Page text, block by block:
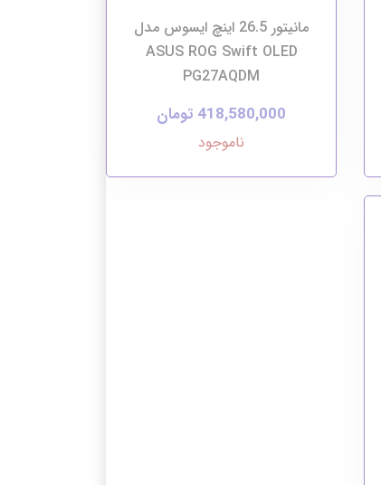
مانیتور 26.5 اینچ ایسوس مدل
ASUS ROG Swift OLED
PG27AQDM
418,580,000 تومان
ناموجود